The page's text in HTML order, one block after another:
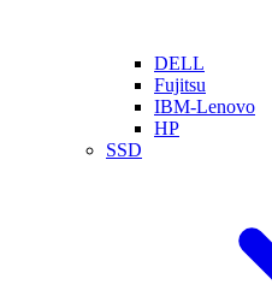
DELL
Fujitsu
IBM-Lenovo
HP
SSD